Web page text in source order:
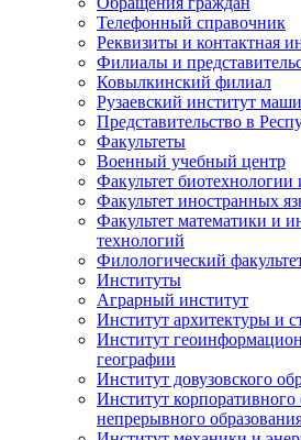
Телефонный справочник
Реквизиты и контактная
Филиалы и
Ковылкинский филиал
Рузаевский институт
Представительство в
Факультеты
Военный учебный центр
Факультет биотехнологии
Факультет иностранных
Факультет математики и
технологий
Филологический
Институты
Аграрный институт
Институт архитектуры и
Институт
географии
Институт довузовского
Институт корпоративного
непрерывного